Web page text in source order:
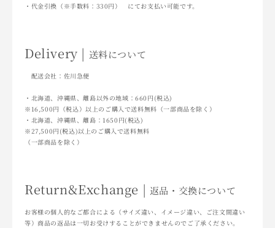
・代金引換（※手数料：330円） にてお支払い可能です。
Delivery | 送料について
配送会社：佐川急便
・北海道、沖縄県、離島以外の地域：660円(税込)
※16,500円（税込）以上のご購入で送料無料（一部商品を除く）
・北海道、沖縄県、離島：1650円(税込)
※27,500円(税込)以上のご購入で送料無料
（一部商品を除く）
Return&Exchange | 返品・交換について
お客様の個人的なご都合による（サイズ違い、イメージ違い、ご注文間違い
等）商品の返品は一切お受けすることができませんのでご了承ください。